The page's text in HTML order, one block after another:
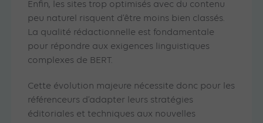
Enfin, les sites trop optimisés avec du contenu
peu naturel risquent d’être moins bien classés.
La qualité rédactionnelle est fondamentale
pour répondre aux exigences linguistiques
complexes de BERT.
Cette évolution majeure nécessite donc pour les
référenceurs d’adapter leurs stratégies
éditoriales et techniques aux nouvelles